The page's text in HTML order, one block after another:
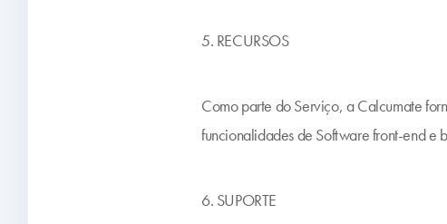
5. RECURSOS
Como parte do Serviço, a Calcumate
funcionalidades de Software front-end e
6. SUPORTE